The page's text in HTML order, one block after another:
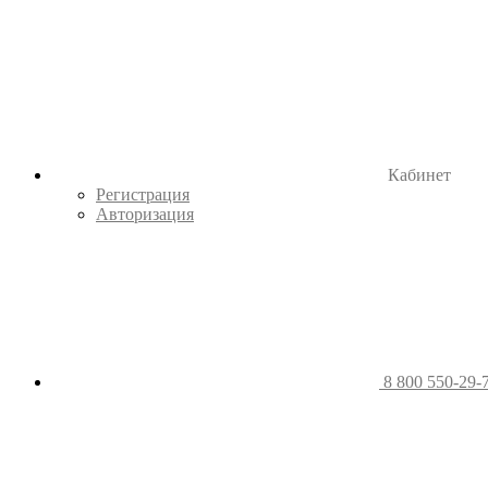
Кабинет
Регистрация
Авторизация
8 800 550-29-